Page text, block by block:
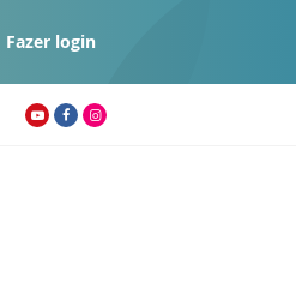
Fazer login